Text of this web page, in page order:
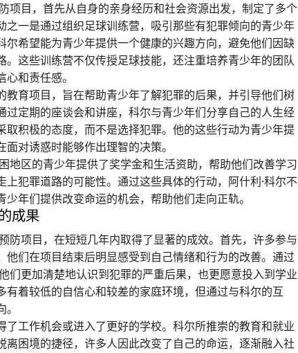
项目，首先从自身的亲身经历和社会资源出发，制定了多个
之一是通过组织足球训练营，吸引那些有犯罪倾向的青少年
尔希望能为青少年提供一个健康的兴趣方向，避免他们因缺
。这些训练营不仅传授足球技能，还注重培养青少年的团队
和责任感。
教育项目，旨在帮助青少年了解犯罪的后果，并引导他们树
过定期的座谈会和讲座，科尔与青少年们分享自己的人生经
取积极的态度，而不是选择犯罪。他的这些行动为青少年提
对诱惑时能够作出理智的决策。
地区的青少年提供了奖学金和生活资助，帮助他们改善学习
犯罪道路的可能性。通过这些具体的行动，阿什利·科尔不
年们提供改变命运的机会，帮助他们走向正轨。
成果
防项目，在短短几年内取得了显著的成效。首先，许多参与
他们在项目结束后明显感受到自己情绪和行为的改善。通过
们更加清楚地认识到犯罪的严重后果，也更愿意投入到学业
有着较低的自信心和较差的家庭环境，但通过与科尔的互
了工作机会或进入了更好的学校。科尔所推崇的教育和就业
离困境的捷径，许多人因此改变了自己的命运，逐渐融入社